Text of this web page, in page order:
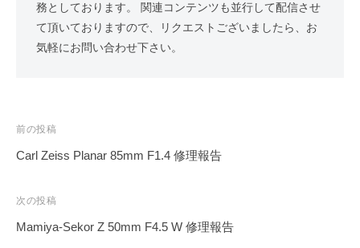
務としております。 関連コンテンツも並行して配信させ
て頂いておりますので、リクエストございましたら、お
気軽にお問い合わせ下さい。
投
稿
ビ
ゲ
前の投稿
Carl Zeiss Planar 85mm F1.4 修理報告
次の投稿
Mamiya-Sekor Z 50mm F4.5 W 修理報告